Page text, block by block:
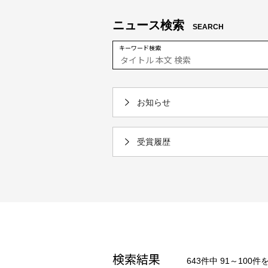
ニュース検索 SEARCH
キーワード検索
お知らせ
受賞履歴
検索結果 643件中 91～100件